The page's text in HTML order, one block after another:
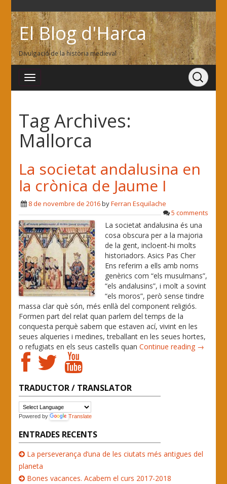
El Blog d'Harca
Divulgació de la història medieval
Tag Archives:
Mallorca
La societat andalusina en
la crònica de Jaume I
8 de novembre de 2016byFerran Esquilache
5 comments
La societat andalusina és una
cosa obscura per a la majoria
de la gent, incloent-hi molts
historiadors. Asics Pas Cher
Ens referim a ells amb noms
genèrics com “els musulmans”,
“els andalusins”, i molt a sovint
“els moros”, però sense tindre
massa clar què són, més enllà del component religiós.
Formen part del relat quan parlem del temps de la
conquesta perquè sabem que estaven ací, vivint en les
seues alqueries i medines, treballant en les seues hortes,
o refugiats en els seus castells quanContinue reading →
TRADUCTOR / TRANSLATOR
Powered by Translate
ENTRADES RECENTS
La perseverança d’una de les ciutats més antigues del
planeta
Bones vacances. Acabem el curs 2017-2018